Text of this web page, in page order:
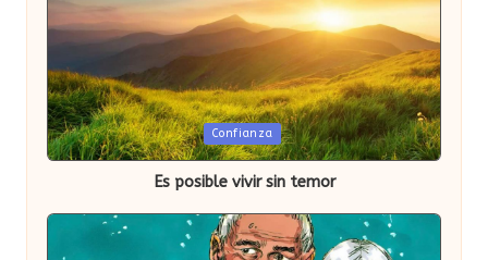
Publicada
en
Confianza
Es posible vivir sin temor